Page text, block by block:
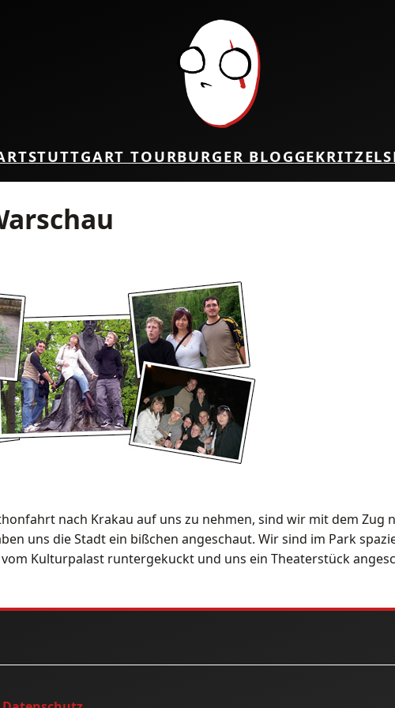
STUTTGART TOURBURGER BLOGGEKRITZEL
nach Krakau auf uns zu nehmen, sind wir mit dem Zug
uns die Stadt ein bißchen angeschaut. Wir sind im Park
vom Kulturpalast runtergekuckt und uns ein Theaterstück